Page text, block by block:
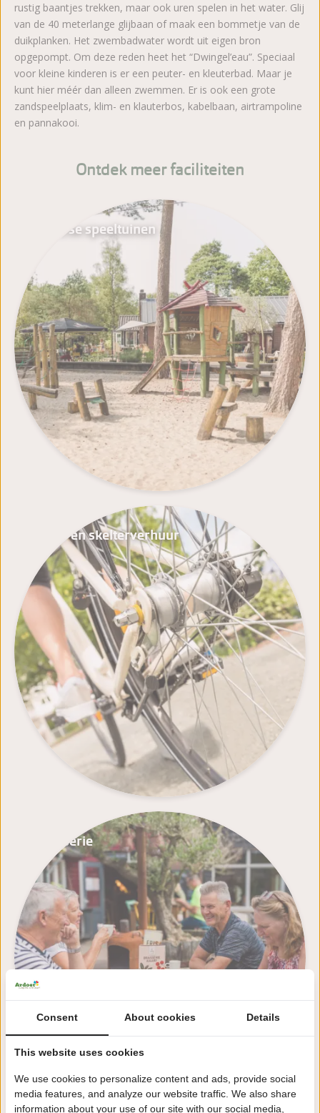
rustig baantjes trekken, maar ook uren spelen in het water. Glij
van de 40 meterlange glijbaan of maak een bommetje van de
duikplanken. Het zwembadwater wordt uit eigen bron
opgepompt. Om deze reden heet het “Dwingel’eau”. Speciaal
voor kleine kinderen is er een peuter- en kleuterbad. Maar je
kunt hier méér dan alleen zwemmen. Er is ook een grote
zandspeelplaats, klim- en klauterbos, kabelbaan, airtrampoline
en pannakooi.
Ontdek meer faciliteiten
Diverse speeltuinen
Fiets- en skelterverhuur
Brasserie
Consent About cookies Details
This website uses cookies
We use cookies to personalize content and ads, provide social
media features, and analyze our website traffic. We also share
information about your use of our site with our social media,